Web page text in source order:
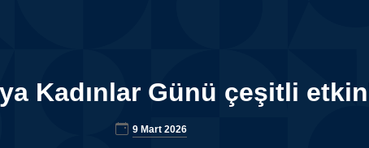
Kadınlar Günü çeşitli
9 Mart 2026